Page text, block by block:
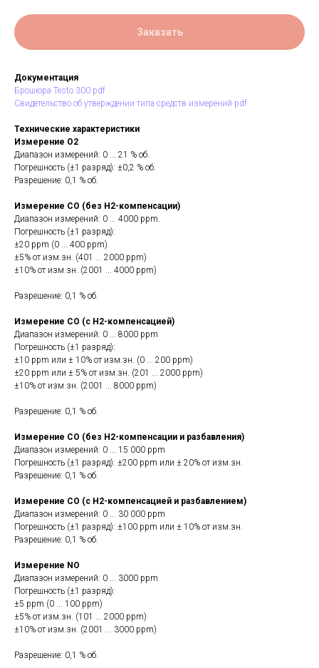
Заказать
Документация
Брошюра Testo 300 pdf
Свидетельство об утверждении типа средств измерений pdf
Технические характеристики
Измерение O2
Диапазон измерений: 0 ... 21 % об.
Погрешность (±1 разряд): ±0,2 % об.
Разрешение: 0,1 % об.
Измерение CO (без H2-компенсации)
Диапазон измерений: 0 ... 4000 ppm.
Погрешность (±1 разряд):
±20 ppm (0 ... 400 ppm)
±5% от изм.зн. (401 ... 2000 ppm)
±10% от изм.зн. (2001 ... 4000 ppm)
Разрешение: 0,1 % об.
Измерение CO (с H2-компенсацией)
Диапазон измерений: 0 ... 8000 ppm
Погрешность (±1 разряд):
±10 ppm или ± 10% от изм.зн. (0 ... 200 ppm)
±20 ppm или ± 5% от изм.зн. (201 ... 2000 ppm)
±10% от изм.зн. (2001 ... 8000 ppm)
Разрешение: 0,1 % об.
Измерение CO (без H2-компенсации и разбавления)
Диапазон измерений: 0 ... 15 000 ppm
Погрешность (±1 разряд): ±200 ppm или ± 20% от изм.зн.
Разрешение: 0,1 % об.
Измерение CO (с H2-компенсацией и разбавлением)
Диапазон измерений: 0 ... 30 000 ppm
Погрешность (±1 разряд): ±100 ppm или ± 10% от изм.зн.
Разрешение: 0,1 % об.
Измерение NO
Диапазон измерений: 0 ... 3000 ppm
Погрешность (±1 разряд):
±5 ppm (0 ... 100 ppm)
±5% от изм.зн. (101 ... 2000 ppm)
±10% от изм.зн. (2001 ... 3000 ppm)
Разрешение: 0,1 % об.